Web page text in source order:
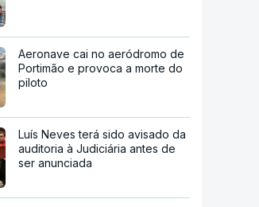
Aeronave cai no aeródromo de
Portimão e provoca a morte do
piloto
Luís Neves terá sido avisado da
auditoria à Judiciária antes de
ser anunciada